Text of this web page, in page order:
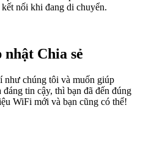
nối khi đang di chuyển.
Chia sẻ
như chúng tôi và muốn giúp
tin cậy, thì bạn đã đến đúng
WiFi mới và bạn cũng có thể!